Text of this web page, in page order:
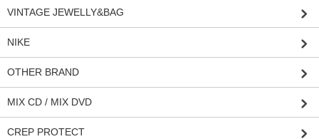
VINTAGE JEWELLY&BAG
NIKE
OTHER BRAND
MIX CD / MIX DVD
CREP PROTECT